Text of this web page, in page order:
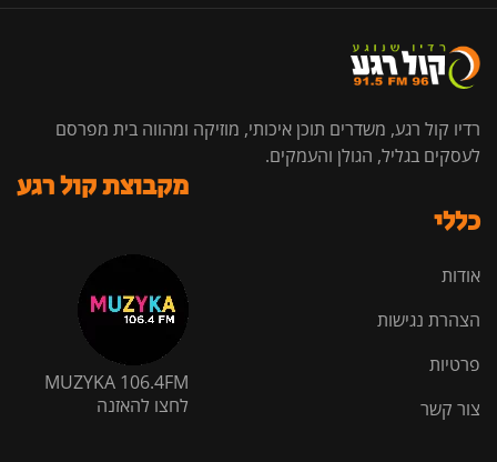
רדיו קול רגע, משדרים תוכן איכותי, מוזיקה ומהווה בית מפרסם
לעסקים בגליל, הגולן והעמקים.
כללי
אודות
הצהרת נגישות
פרטיות
צור קשר
מקבוצת קול רגע
MUZYKA 106.4FM
לחצו להאזנה